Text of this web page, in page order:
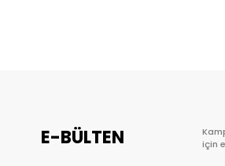
E-BÜLTEN
için